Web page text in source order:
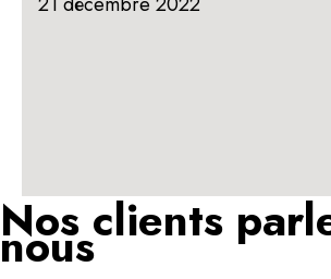
Nos clients
nous